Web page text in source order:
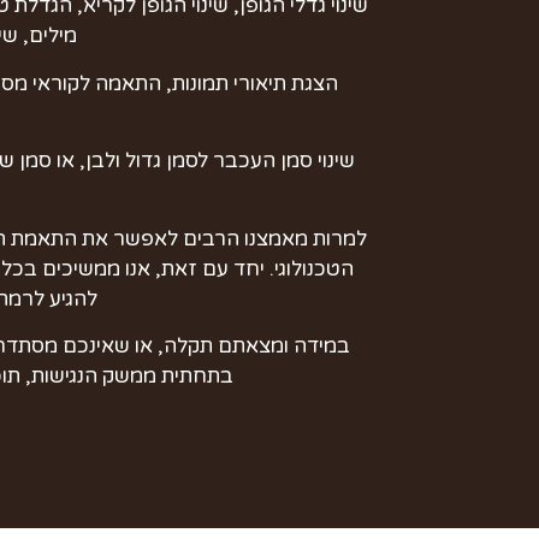
שינוי גדלי הגופן, שינוי הגופן לקריא,
מילים,
הצגת תיאורי תמונות, התאמה לקוראי
שינוי סמן העכבר לסמן גדול ולבן, או
למרות מאמצנו הרבים לאפשר את התאמת
הטכנולוגי. יחד עם זאת, אנו ממשיכים
להגיע
במידה ומצאתם תקלה, או שאינכם
בתחתית ממשק הנגישות,